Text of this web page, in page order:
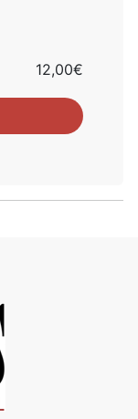
12,00€